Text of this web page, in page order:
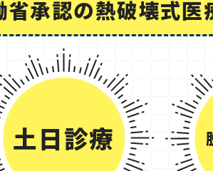
承認の熱破壊式医
土日診療